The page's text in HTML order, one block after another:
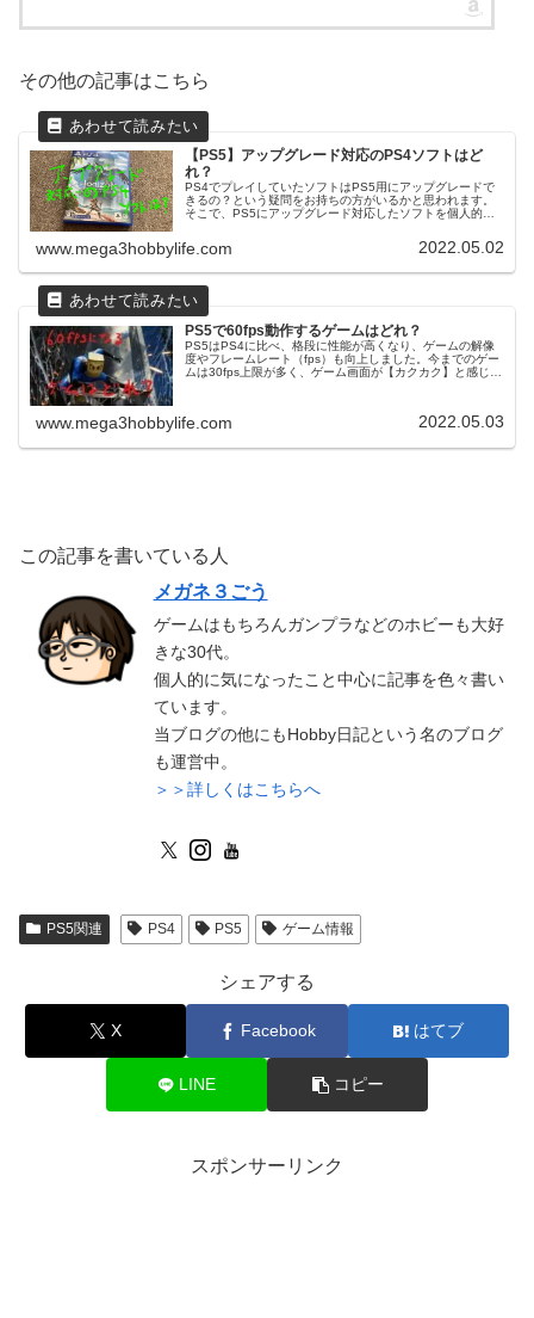
その他の記事はこちら
【PS5】アップグレード対応のPS4ソフトはど
れ？
PS4でプレイしていたソフトはPS5用にアップグレードで
きるの？という疑問をお持ちの方がいるかと思われます。
そこで、PS5にアップグレード対応したソフトを個人的に
www.mega3hobbylife.com 2022.05.02
PS5で60fps動作するゲームはどれ？
PS5はPS4に比べ、格段に性能が高くなり、ゲームの解像
度やフレームレート（fps）も向上しました。今までのゲー
ムは30fps上限が多く、ゲーム画面が【カクカク】と感じる
www.mega3hobbylife.com 2022.05.03
この記事を書いている人
メガネ３ごう
ゲームはもちろんガンプラなどのホビーも大好
きな30代。
個人的に気になったこと中心に記事を色々書い
ています。
当ブログの他にもHobby日記という名のブログ
も運営中。
＞＞詳しくはこちらへ
PS5関連 PS4 PS5 ゲーム情報
シェアする
X Facebook はてブ
LINE コピー
スポンサーリンク